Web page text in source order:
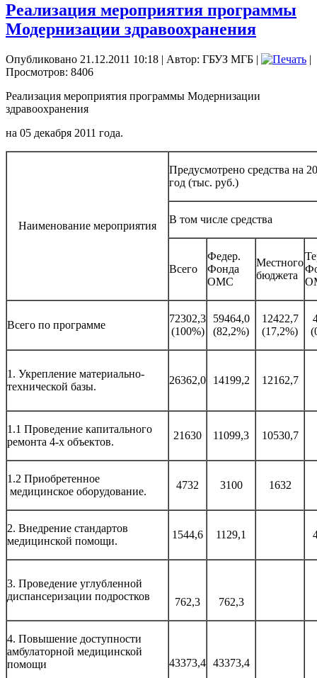
Реализация мероприятия программы
Модернизации здравоохранения
Опубликовано 21.12.2011 10:18 | Автор: ГБУЗ МГБ |
|
Просмотров: 8406
Реализация мероприятия программы Модернизации
здравоохранения
на 05 декабря 2011 года.
Наименование мероприятия
Предусмотрено средства на
год (тыс. руб.)
В том числе средства
Всего
Федер.
Фонда
ОМС
Местного
бюджета
Всего по программе
72302,3
(100%)
59464,0
(82,2%)
12422,7
(17,2%)
1. Укрепление материально-
технической базы.
26362,0 14199,2 12162,7
1.1 Проведение капитального
ремонта 4-х объектов.
21630 11099,3 10530,7
1.2 Приобретенное
медицинское оборудование.
4732 3100 1632
2. Внедрение стандартов
медицинской помощи.
1544,6 1129,1
3. Проведение углубленной
диспансеризации подростков
762,3 762,3
4. Повышение доступности
амбулаторной медицинской
помощи
43373,4 43373,4